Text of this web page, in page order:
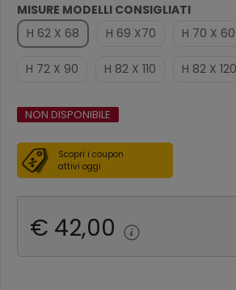
MISURE MODELLI CONSIGLIATI
H 62 X 68
H 69 X70 H 70 X 60
H 72 X 90 H 82 X 110 H 82 X 120
NON DISPONIBILE
Scopri i coupon
attivi oggi
€ 42,00